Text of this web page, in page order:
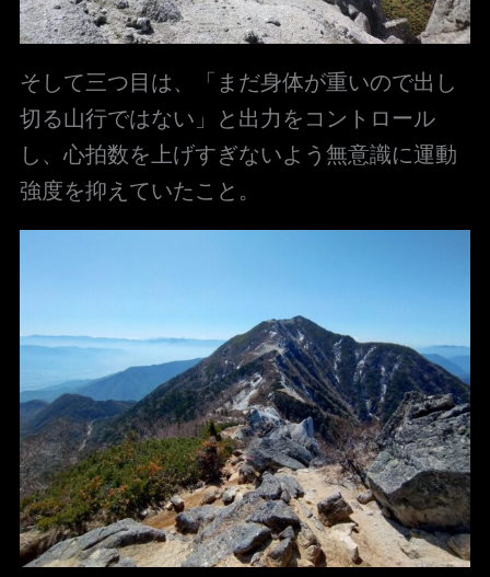
そして三つ目は、「まだ身体が重いので出し
切る山行ではない」と出力をコントロール
し、心拍数を上げすぎないよう無意識に運動
強度を抑えていたこと。